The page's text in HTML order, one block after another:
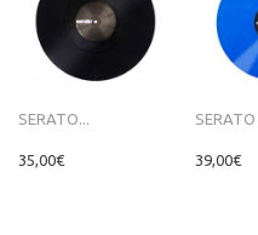
SERATO...
35,00€ 39,00€